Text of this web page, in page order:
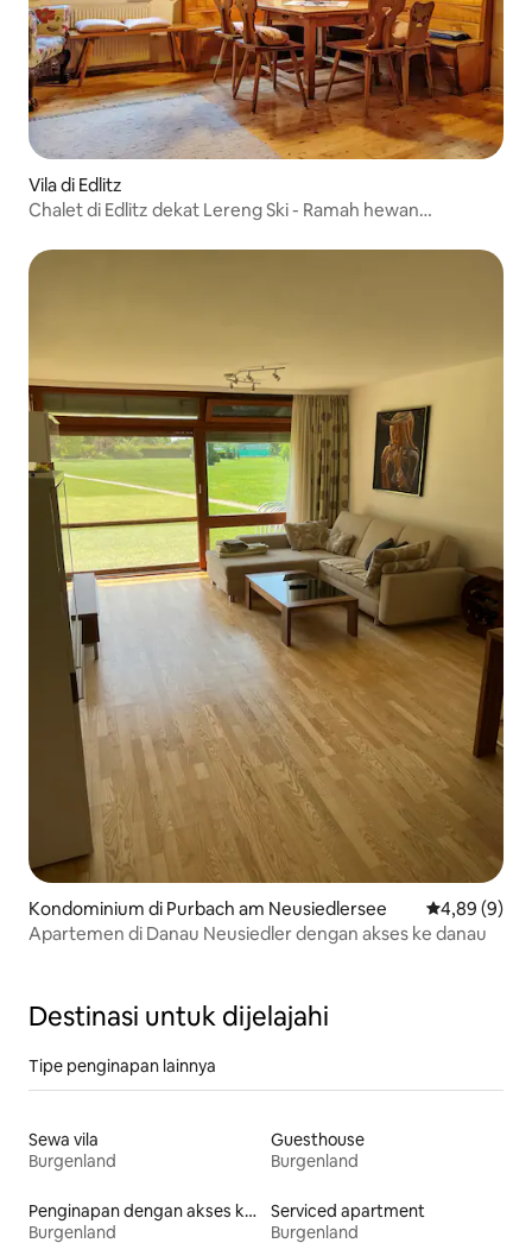
Vila di Edlitz
Chalet di Edlitz dekat Lereng Ski - Ramah hewan
Kondominium di Purbach am Neusiedlersee Nilai rata-
4,89 (9)
Apartemen di Danau Neusiedler dengan akses ke danau
Destinasi untuk dijelajahi
Tipe penginapan lainnya
Sewa vila
Burgenland
Guesthouse
Burgenland
Penginapan dengan akses ke danau
Burgenland
Serviced apartment
Burgenland